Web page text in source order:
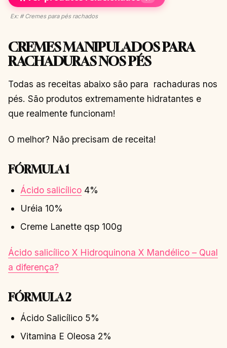
Ex: # Cremes para pés rachados
CREMES MANIPULADOS PARA
RACHADURAS NOS PÉS
Todas as receitas abaixo são para rachaduras nos
pés. São produtos extremamente hidratantes e
que realmente funcionam!
O melhor? Não precisam de receita!
FÓRMULA 1
Ácido salicílico 4%
Uréia 10%
Creme Lanette qsp 100g
Ácido salicílico X Hidroquinona X Mandélico – Qual
a diferença?
FÓRMULA 2
Ácido Salicílico 5%
Vitamina E Oleosa 2%